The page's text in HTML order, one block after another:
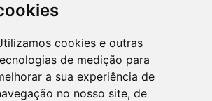
cookies e outras
de medição para
a sua experiência de
no nosso site, de
- Classificação Nacional de
Econômicas
do BCB
do BCB e Cosif-e
Diárias Governamentais